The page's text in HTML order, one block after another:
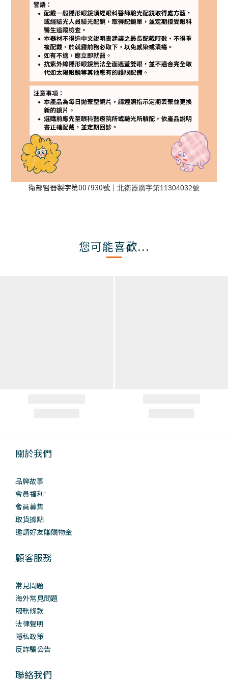
衛部醫器製字第007930號｜ 北衛器廣字第11304032號
您可能喜歡...
關於我們
品牌故事
會員福利⁺
會員募集
取貨據點
邀請好友賺購物金
顧客服務
常見問題
海外常見問題
服務條款
法律聲明
隱私政策
反詐騙公告
聯絡我們